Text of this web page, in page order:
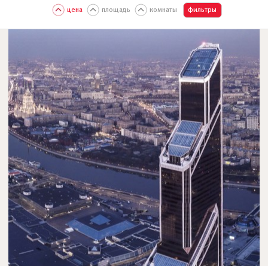
цена площадь комнаты фильтры